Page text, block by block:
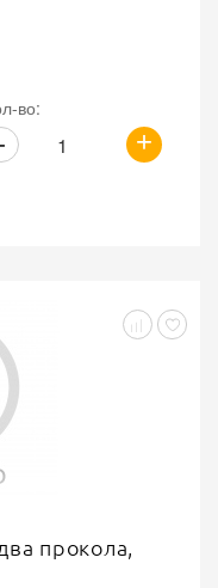
во:
+
прокола,